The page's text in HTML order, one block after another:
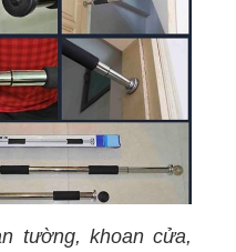
tường, khoan cửa,